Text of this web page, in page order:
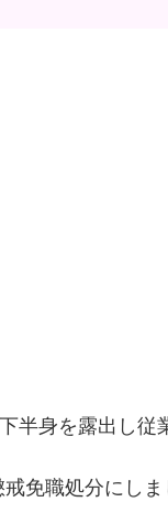
半身を露出し従
免職処分にしま